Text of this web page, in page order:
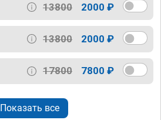
13800 2000 ₽
13800 2000 ₽
17800 7800 ₽
Показать все